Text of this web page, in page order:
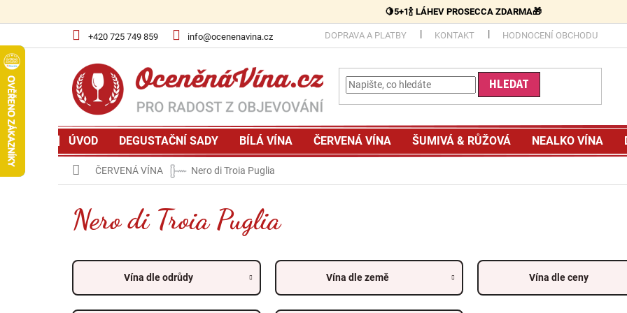
🍋5+1🍾 LÁHEV PROSECCA ZDARMA🎁
+420 725 749 859 info@ocenenavina.cz DOPRAVA A PLATBY KONTAKT HODNOCENÍ OBCHODU
HLEDAT
ÚVOD DEGUSTAČNÍ SADY BÍLÁ VÍNA ČERVENÁ VÍNA ŠUMIVÁ & RŮŽOVÁ NEALKO VÍNA
Domů
ČERVENÁ VÍNA Nero di Troia Puglia
Nero di Troia Puglia
Vína dle odrůdy Vína dle země Vína dle ceny